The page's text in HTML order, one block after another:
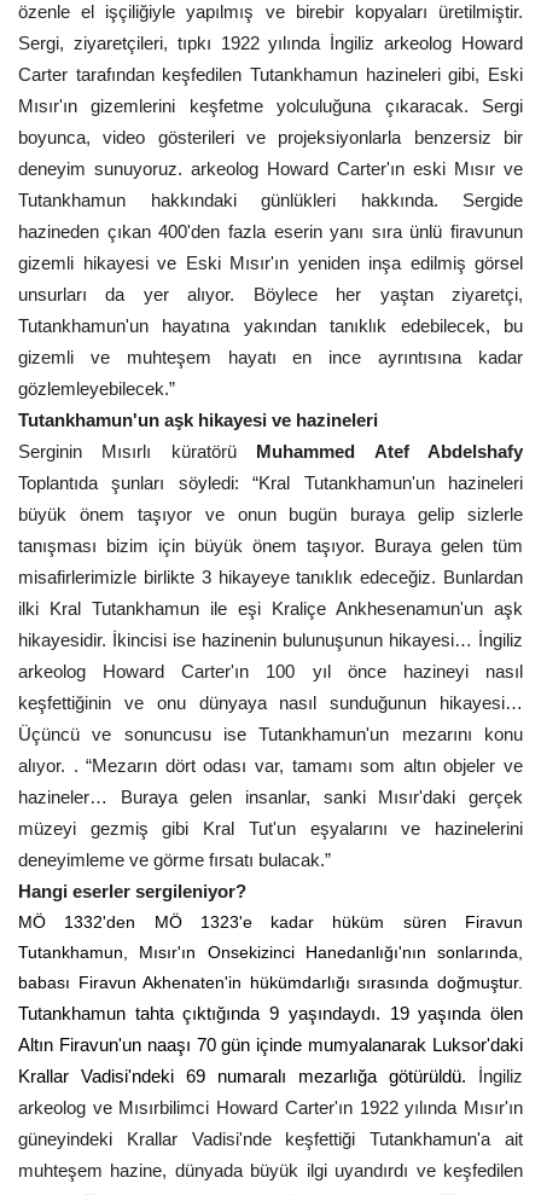
özenle el işçiliğiyle yapılmış ve birebir kopyaları üretilmiştir.
Sergi, ziyaretçileri, tıpkı 1922 yılında İngiliz arkeolog Howard
Carter tarafından keşfedilen Tutankhamun hazineleri gibi, Eski
Mısır'ın gizemlerini keşfetme yolculuğuna çıkaracak. Sergi
boyunca, video gösterileri ve projeksiyonlarla benzersiz bir
deneyim sunuyoruz. arkeolog Howard Carter'ın eski Mısır ve
Tutankhamun hakkındaki günlükleri hakkında. Sergide
hazineden çıkan 400'den fazla eserin yanı sıra ünlü firavunun
gizemli hikayesi ve Eski Mısır'ın yeniden inşa edilmiş görsel
unsurları da yer alıyor. Böylece her yaştan ziyaretçi,
Tutankhamun'un hayatına yakından tanıklık edebilecek, bu
gizemli ve muhteşem hayatı en ince ayrıntısına kadar
gözlemleyebilecek.”
Tutankhamun'un aşk hikayesi ve hazineleri
Serginin Mısırlı küratörü Muhammed Atef Abdelshafy
Toplantıda şunları söyledi: “Kral Tutankhamun'un hazineleri
büyük önem taşıyor ve onun bugün buraya gelip sizlerle
tanışması bizim için büyük önem taşıyor. Buraya gelen tüm
misafirlerimizle birlikte 3 hikayeye tanıklık edeceğiz. Bunlardan
ilki Kral Tutankhamun ile eşi Kraliçe Ankhesenamun'un aşk
hikayesidir. İkincisi ise hazinenin bulunuşunun hikayesi… İngiliz
arkeolog Howard Carter'ın 100 yıl önce hazineyi nasıl
keşfettiğinin ve onu dünyaya nasıl sunduğunun hikayesi…
Üçüncü ve sonuncusu ise Tutankhamun'un mezarını konu
alıyor. . “Mezarın dört odası var, tamamı som altın objeler ve
hazineler… Buraya gelen insanlar, sanki Mısır'daki gerçek
müzeyi gezmiş gibi Kral Tut'un eşyalarını ve hazinelerini
deneyimleme ve görme fırsatı bulacak.”
Hangi eserler sergileniyor?
MÖ 1332'den MÖ 1323'e kadar hüküm süren Firavun
Tutankhamun, Mısır'ın Onsekizinci Hanedanlığı'nın sonlarında,
babası Firavun Akhenaten'in hükümdarlığı sırasında doğmuştur.
Tutankhamun tahta çıktığında 9 yaşındaydı. 19 yaşında ölen
Altın Firavun'un naaşı 70 gün içinde mumyalanarak Luksor'daki
Krallar Vadisi'ndeki 69 numaralı mezarlığa götürüldü. İngiliz
arkeolog ve Mısırbilimci Howard Carter'ın 1922 yılında Mısır'ın
güneyindeki Krallar Vadisi'nde keşfettiği Tutankhamun'a ait
muhteşem hazine, dünyada büyük ilgi uyandırdı ve keşfedilen